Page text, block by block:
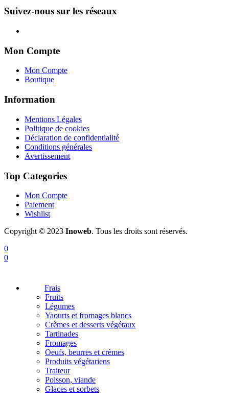
Suivez-nous sur les réseaux
Mon Compte
Mon Compte
Boutique
Information
Mentions Légales
Politique de cookies
Déclaration de confidentialité
Conditions générales
Avertissement
Top Categories
Mon Compte
Paiement
Wishlist
Copyright © 2023 Inoweb. Tous les droits sont réservés.
0
0
Frais
Fruits
Légumes
Yaourts et fromages blancs
Crèmes et desserts végétaux
Tartinades
Fromages
Oeufs, beurres et crèmes
Produits végétariens
Traiteur
Poisson, viande
Glaces et sorbets